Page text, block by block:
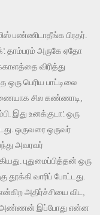
பண்ணிடாதீங்க பிரதர்.
தாம்பரம் அருகே ஏதோ
விரித்து
ஒரு பெரிய பாட்டிலை
சில கண்ணாடி,
இது உனக்குடா’. ஒரு
ஒருவரை ஒருவர்
அவரவர்
புதுமைப்பித்தன் ஒரு
வாரிப் போட்டது.
அதிர்ச்சியை விட,
அண்ணன் இப்போது என்ன